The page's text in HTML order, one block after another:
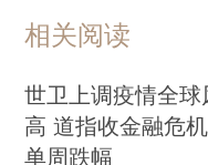
相关阅读
世卫上调疫情全球
高 道指收金融危
单周跌幅